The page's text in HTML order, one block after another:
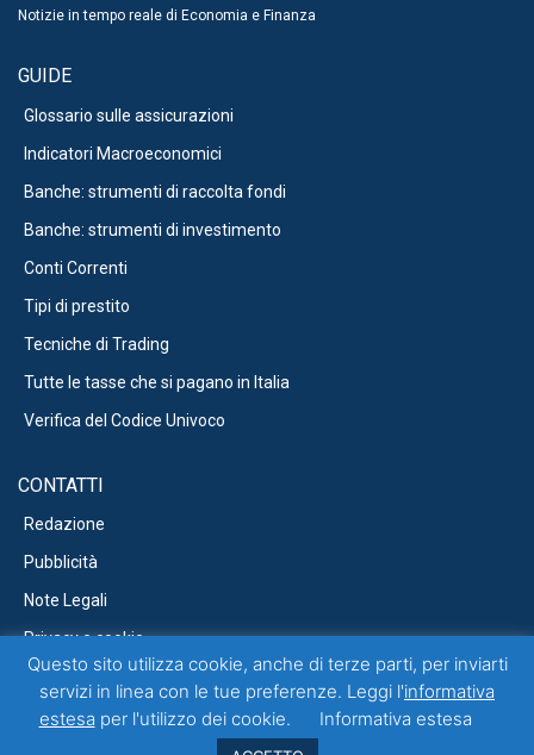
Notizie in tempo reale di Economia e Finanza
GUIDE
Glossario sulle assicurazioni
Indicatori Macroeconomici
Banche: strumenti di raccolta fondi
Banche: strumenti di investimento
Conti Correnti
Tipi di prestito
Tecniche di Trading
Tutte le tasse che si pagano in Italia
Verifica del Codice Univoco
CONTATTI
Redazione
Pubblicità
Note Legali
Privacy e cookie
Questo blog non rappresenta una testata giornalistica in quanto viene
aggiornato senza alcuna periodicità. Non può pertanto considerarsi un
Questo sito utilizza cookie, anche di terze parti, per inviarti
servizi in linea con le tue preferenze. Leggi l'informativa
estesa per l'utilizzo dei cookie. Informativa estesa